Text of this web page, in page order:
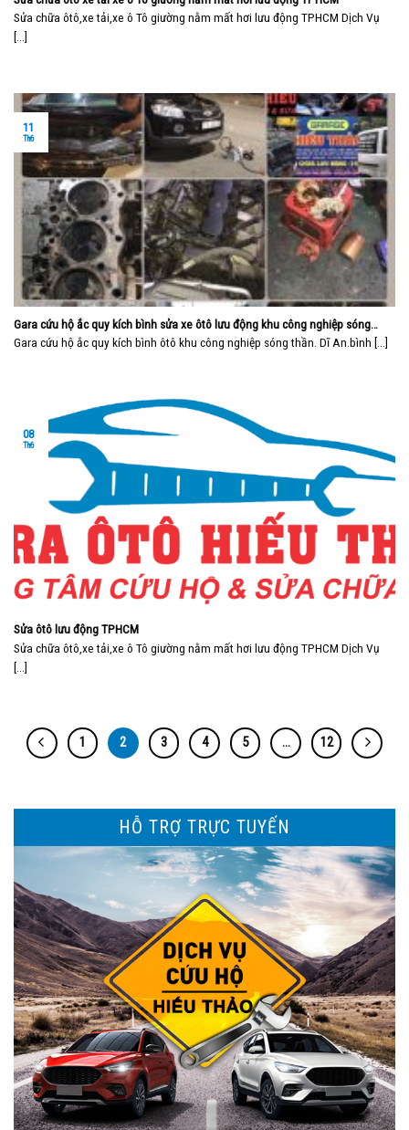
Sửa chữa ôtô,xe tải,xe ô Tô giường nằm mất hơi lưu động TPHCM Dịch Vụ
[...]
Gara cứu hộ ắc quy kích bình sửa xe ôtô lưu động khu công nghiệp sóng
thần bình dương
Gara cứu hộ ắc quy kích bình ôtô khu công nghiệp sóng thần. Dĩ An.bình [...]
11
Th6
Sửa ôtô lưu động TPHCM
Sửa chữa ôtô,xe tải,xe ô Tô giường nằm mất hơi lưu động TPHCM Dịch Vụ
[...]
08
Th6
1 2 3 4 5 … 12
HỖ TRỢ TRỰC TUYẾN